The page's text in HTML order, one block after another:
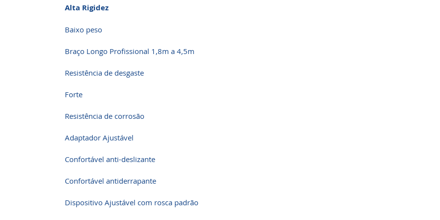
Alta Rigidez
Baixo peso
Braço Longo Profissional 1,8m a 4,5m
Resistência de desgaste
Forte
Resistência de corrosão
Adaptador Ajustável
Confortável anti-deslizante
Confortável antiderrapante
Dispositivo Ajustável com rosca padrão